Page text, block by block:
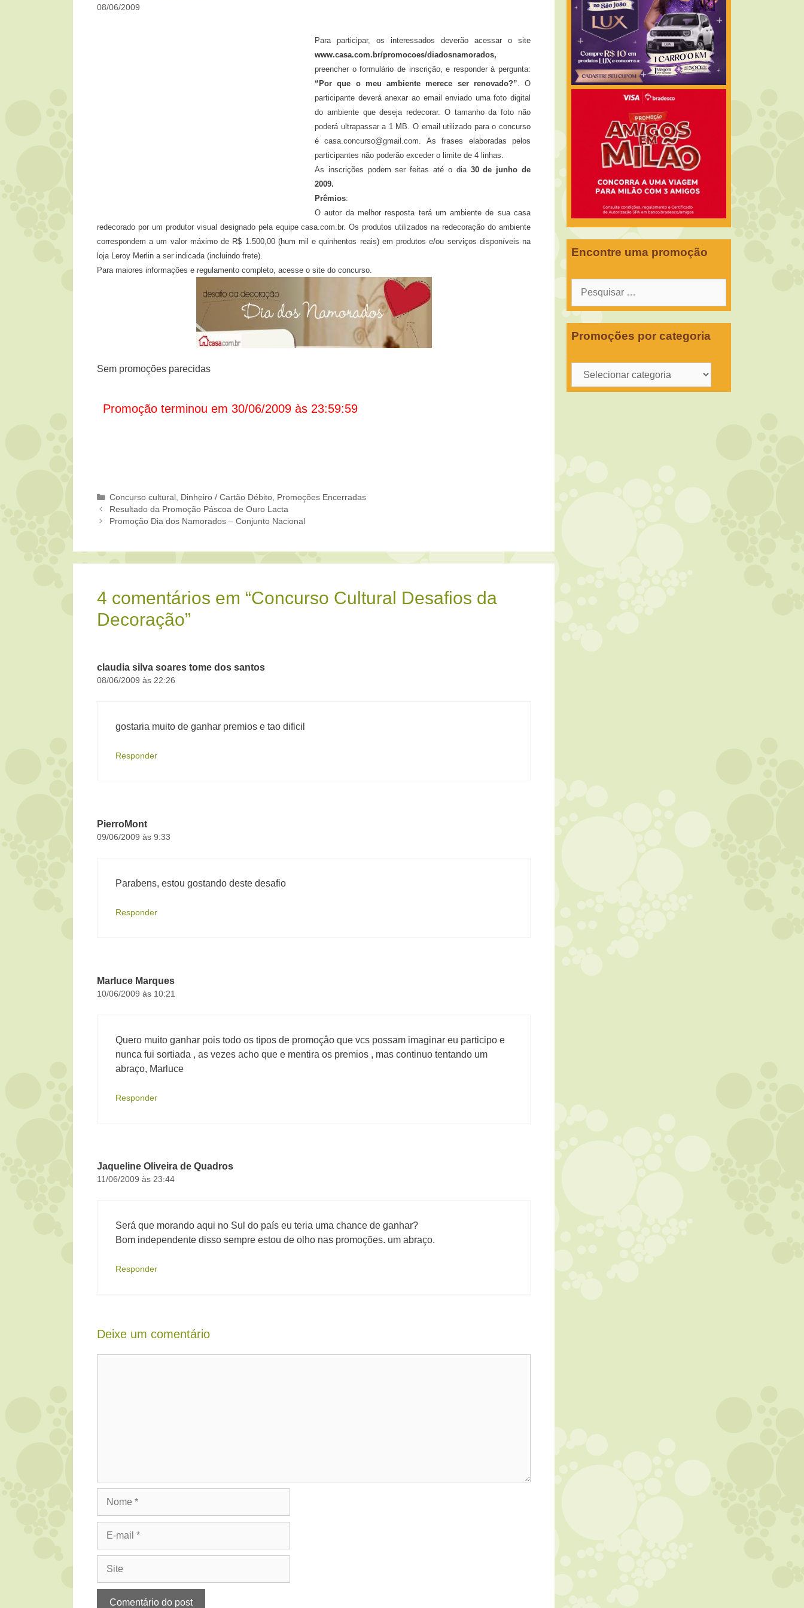
08/06/2009
Para participar, os interessados deverão acessar o site
www.casa.com.br/promocoes/diadosnamorados,
preencher o formulário de inscrição, e responder à pergunta:
“Por que o meu ambiente merece ser renovado?”. O
participante deverá anexar ao email enviado uma foto digital
do ambiente que deseja redecorar. O tamanho da foto não
poderá ultrapassar a 1 MB. O email utilizado para o concurso
écasa.concurso@gmail.com. As frases elaboradas pelos
participantes não poderão exceder o limite de 4 linhas.
As inscrições podem ser feitas até o dia 30 de junho de
2009.
Prêmios:
O autor da melhor resposta terá um ambiente de sua casa
redecorado por um produtor visual designado pela equipe casa.com.br. Os produtos utilizados na redecoração do ambiente
correspondem a um valor máximo de R$ 1.500,00 (hum mil e quinhentos reais) em produtos e/ou serviços disponíveis na
loja Leroy Merlin a ser indicada (incluindo frete).
Para maiores informações e regulamento completo, acesse o site do concurso.
Sem promoções parecidas
Promoção terminou em 30/06/2009 às 23:59:59
Categorias
Concurso cultural Dinheiro / Cartão Débito Promoções Encerradas
Resultado da Promoção Páscoa de Ouro Lacta
Promoção Dia dos Namorados – Conjunto Nacional
4 comentários em “Concurso Cultural Desafios da
Decoração”
claudia silva soares tome dos santos
08/06/2009 às 22:26
gostaria muito de ganhar premios e tao dificil
Responder
PierroMont
09/06/2009 às 9:33
Parabens, estou gostando deste desafio
Responder
Marluce Marques
10/06/2009 às 10:21
Quero muito ganhar pois todo os tipos de promoçâo que vcs possam imaginar eu participo e
nunca fui sortiada , as vezes acho que e mentira os premios , mas continuo tentando um
abraço, Marluce
Responder
Jaqueline Oliveira de Quadros
11/06/2009 às 23:44
Será que morando aqui no Sul do país eu teria uma chance de ganhar?
Bom independente disso sempre estou de olho nas promoções. um abraço.
Responder
Deixe um comentário
Encontre uma promoção
Pesquisar
Promoções por categoria
Promoções
por